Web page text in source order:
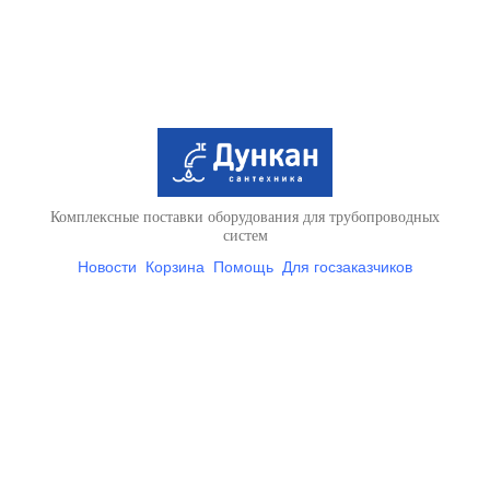
Комплексные поставки оборудования для трубопроводных
систем
Новости Корзина Помощь Для госзаказчиков